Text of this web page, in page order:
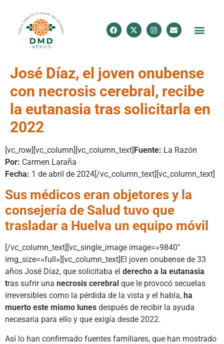
José Díaz, el joven onubense
con necrosis cerebral, recibe
la eutanasia tras solicitarla en
2022
[vc_row][vc_column][vc_column_text]Fuente: La Razón
Por: Carmen Laraña
Fecha: 1 de abril de 2024[/vc_column_text][vc_column_text]
Sus médicos eran objetores y la
consejería de Salud tuvo que
trasladar a Huelva un equipo móvil
[/vc_column_text][vc_single_image image=»9840″
img_size=»full»][vc_column_text]El joven onubense de 33
años José Díaz, que solicitaba el derecho a la eutanasia
tras sufrir una necrosis cerebral que le provocó secuelas
irreversibles como la pérdida de la vista y el habla, ha
muerto este mismo lunes después de recibir la ayuda
necesaria para ello y que exigía desde 2022.
Así lo han confirmado fuentes familiares, que han mostrado